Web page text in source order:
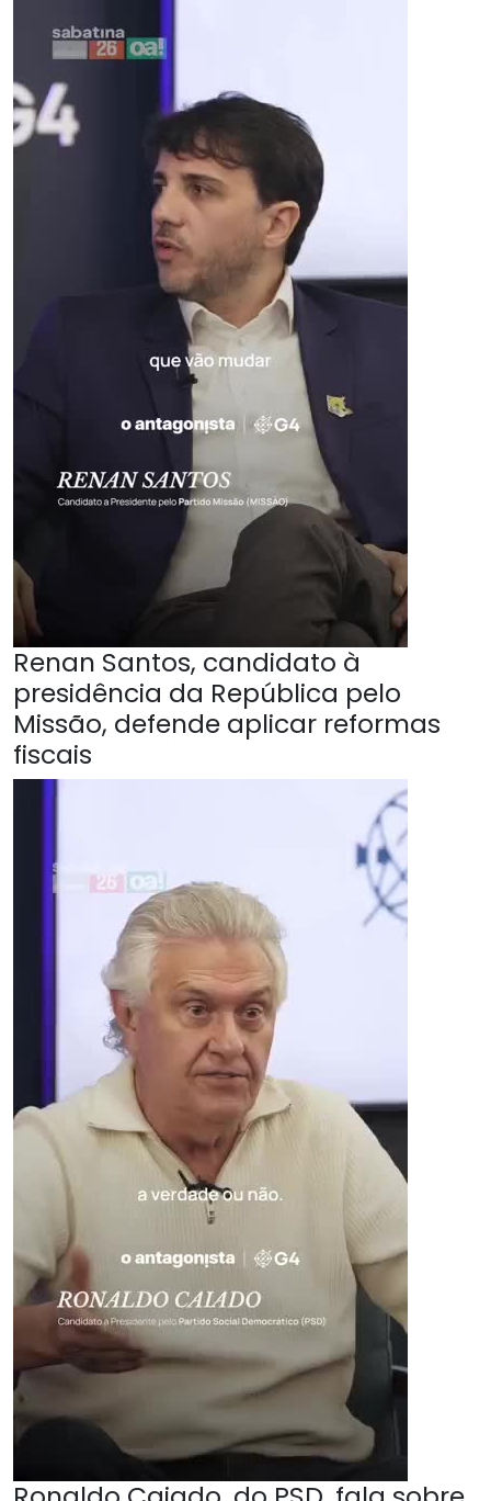
Renan Santos, candidato à
presidência da República pelo
Missão, defende aplicar reformas
fiscais